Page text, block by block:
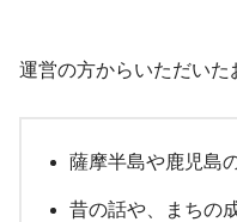
運営の方からいただいた
薩摩半島や鹿児島
昔の話や、まちの